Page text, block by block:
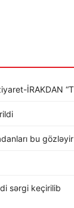
İRAKDAN
bu gözləyir
sərgi keçirilib